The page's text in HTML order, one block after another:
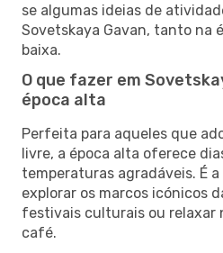
se algumas ideias de
Sovetskaya Gavan, tanto na
baixa.
O que fazer em
época alta
Perfeita para aqueles que
livre, a época alta oferece
temperaturas agradáveis. É
explorar os marcos icónicos
festivais culturais ou relaxar
café.